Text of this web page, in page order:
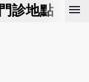
門診地點 預
menu